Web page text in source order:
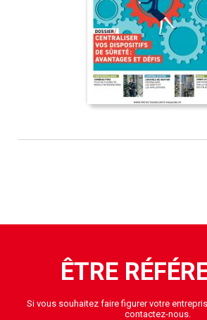
ÊTRE
Si vous souhaitez faire figurer votre
contactez-nous.